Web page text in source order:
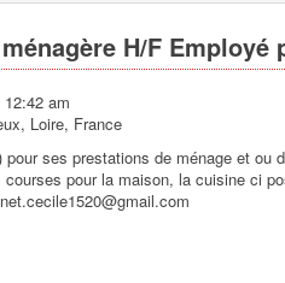
H/F
am
Loire, France
ses prestations de ménage et
pour la maison, la cuisine ci